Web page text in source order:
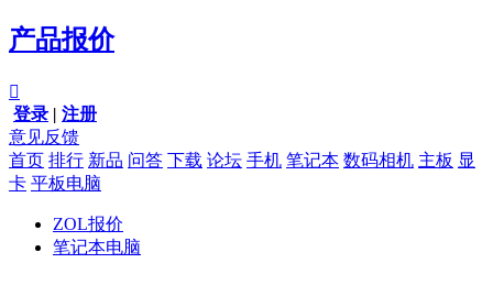
产品报价

登录 | 注册
意见反馈
首页 排行 新品 问答 下载 论坛 手机 笔记本 数码相机 主板 显
卡 平板电脑
ZOL报价
笔记本电脑